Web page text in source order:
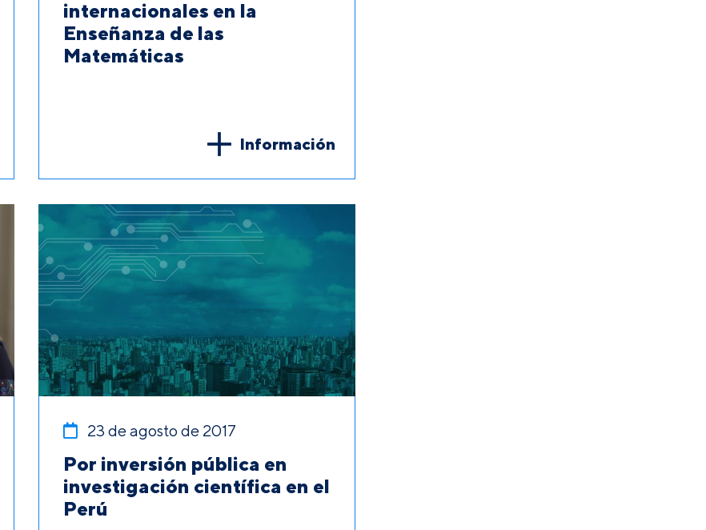
internacionales en la
Enseñanza de las
Matemáticas
Información
23 de agosto de 2017
Por inversión pública en
investigación científica en el
Perú